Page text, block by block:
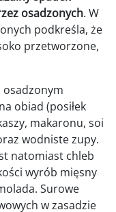
osadzonych. W
podkreśla, że
przetworzone,
osadzonym
obiad (posiłek
makaronu, soi
wodniste zupy.
natomiast chleb
wyrób mięsny
Surowe
w zasadzie